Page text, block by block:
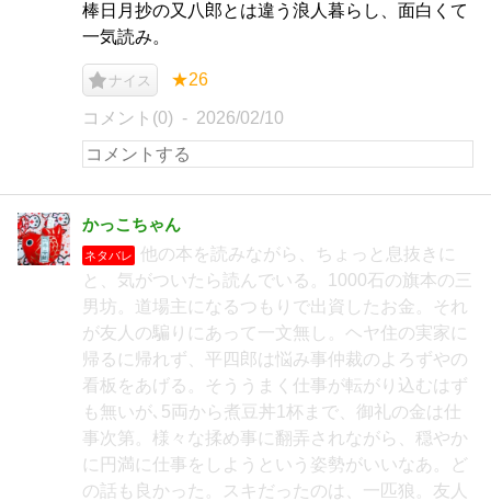
棒日月抄の又八郎とは違う浪人暮らし、面白くて
一気読み。
ナイス ★26
コメント(0) 2026/02/10
かっこちゃん
ネタバレ
他の本を読みながら、ちょっと息抜きに
と、気がついたら読んでいる。1000石の旗本の三
男坊。道場主になるつもりで出資したお金。それ
が友人の騙りにあって一文無し。ヘヤ住の実家に
帰るに帰れず、平四郎は悩み事仲裁のよろずやの
看板をあげる。そううまく仕事が転がり込むはず
も無いが､5両から煮豆丼1杯まで、御礼の金は仕
事次第。様々な揉め事に翻弄されながら、穏やか
に円満に仕事をしようという姿勢がいいなあ。ど
の話も良かった。スキだったのは、一匹狼。友人